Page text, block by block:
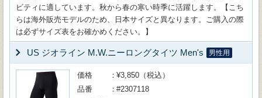
ビティに適しています。秋から春の寒い時季に活躍します。【こち
らは海外販売モデルのため、日本サイズと異なります。ご購入の際
は必ずサイズ表をお確かめください。】
US ジオライン M.W.ニーロングタイツ Men's 男性用
価格
¥3,850（税込）
品番
#2307118